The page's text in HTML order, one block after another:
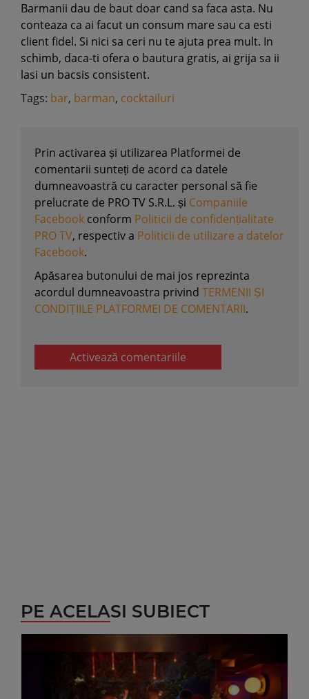
Barmanii dau de baut doar cand sa faca asta. Nu
conteaza ca ai facut un consum mare sau ca esti
client fidel. Si nici sa ceri nu te ajuta prea mult. In
schimb, daca-ti ofera o bautura gratis, ai grija sa ii
lasi un bacsis consistent.
Tags: bar, barman, cocktailuri
Prin activarea și utilizarea Platformei de
comentarii sunteți de acord ca datele
dumneavoastră cu caracter personal să fie
prelucrate de PRO TV S.R.L. și Companiile
Facebook conform Politicii de confidențialitate
PRO TV, respectiv a Politicii de utilizare a datelor
Facebook.
Apăsarea butonului de mai jos reprezinta
acordul dumneavoastra privind TERMENII ȘI
CONDIȚIILE PLATFORMEI DE COMENTARII.
Activează comentariile
PE ACELASI SUBIECT